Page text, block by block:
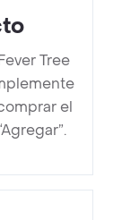
Tree
el